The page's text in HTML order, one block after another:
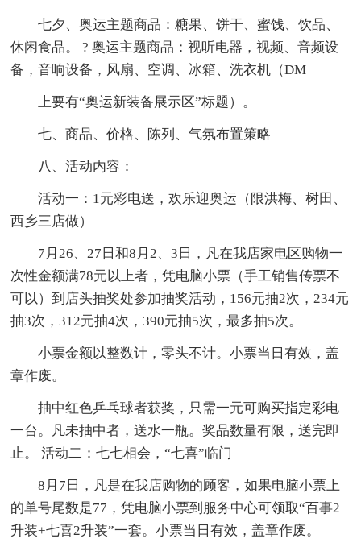
七夕、奥运主题商品：糖果、饼干、蜜饯、饮品、
休闲食品。 ? 奥运主题商品：视听电器，视频、音频设
备，音响设备，风扇、空调、冰箱、洗衣机（DM
上要有“奥运新装备展示区”标题）。
七、商品、价格、陈列、气氛布置策略
八、活动内容：
活动一：1元彩电送，欢乐迎奥运（限洪梅、树田、
西乡三店做）
7月26、27日和8月2、3日，凡在我店家电区购物一
次性金额满78元以上者，凭电脑小票（手工销售传票不
可以）到店头抽奖处参加抽奖活动，156元抽2次，234元
抽3次，312元抽4次，390元抽5次，最多抽5次。
小票金额以整数计，零头不计。小票当日有效，盖
章作废。
抽中红色乒乓球者获奖，只需一元可购买指定彩电
一台。凡未抽中者，送水一瓶。奖品数量有限，送完即
止。 活动二：七七相会，“七喜”临门
8月7日，凡是在我店购物的顾客，如果电脑小票上
的单号尾数是77，凭电脑小票到服务中心可领取“百事2
升装+七喜2升装”一套。小票当日有效，盖章作废。